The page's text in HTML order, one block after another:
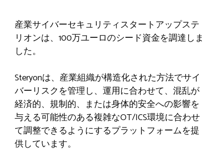
産業サイバーセキュリティスタートアップステ
リオンは、100万ユーロのシード資金を調達しま
した。
Steryonは、産業組織が構造化された方法でサイ
バーリスクを管理し、運用に合わせて、混乱が
経済的、規制的、または身体的安全への影響を
与える可能性のある複雑なOT/ICS環境に合わせ
て調整できるようにするプラットフォームを提
供しています。